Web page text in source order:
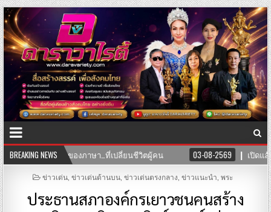
BREAKING NEWS
งภาษา…ที่เปลี่ยนชีวิตผู้คน 03-08-2569 เปิดแล้ว! คลินิก TNH แพท
POSTED
ข่าวเด่น, ข่าวเด่นด้านบน, ข่าวเด่นตรงกลาง ข่าวแนะนำ พระ
ประธานสภาองค์กรเยาวชนคนสร้าง